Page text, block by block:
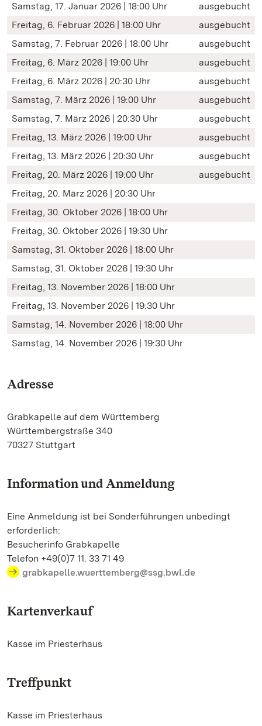
Samstag, 17. Januar 2026 | 18:00 Uhr
ausgebucht
Freitag, 6. Februar 2026 | 18:00 Uhr
ausgebucht
Samstag, 7. Februar 2026 | 18:00 Uhr
ausgebucht
Freitag, 6. März 2026 | 19:00 Uhr
ausgebucht
Freitag, 6. März 2026 | 20:30 Uhr
ausgebucht
Samstag, 7. März 2026 | 19:00 Uhr
ausgebucht
Samstag, 7. März 2026 | 20:30 Uhr
ausgebucht
Freitag, 13. März 2026 | 19:00 Uhr
ausgebucht
Freitag, 13. März 2026 | 20:30 Uhr
ausgebucht
Freitag, 20. März 2026 | 19:00 Uhr
ausgebucht
Freitag, 20. März 2026 | 20:30 Uhr
Freitag, 30. Oktober 2026 | 18:00 Uhr
Freitag, 30. Oktober 2026 | 19:30 Uhr
Samstag, 31. Oktober 2026 | 18:00 Uhr
Samstag, 31. Oktober 2026 | 19:30 Uhr
Freitag, 13. November 2026 | 18:00 Uhr
Freitag, 13. November 2026 | 19:30 Uhr
Samstag, 14. November 2026 | 18:00 Uhr
Samstag, 14. November 2026 | 19:30 Uhr
Adresse
Grabkapelle auf dem Württemberg
Württembergstraße 340
70327 Stuttgart
Information und Anmeldung
Eine Anmeldung ist bei Sonderführungen unbedingt
erforderlich:
Besucherinfo Grabkapelle
Telefon +49(0)7 11. 33 71 49
grabkapelle.wuerttemberg@ssg.bwl.de
Kartenverkauf
Kasse im Priesterhaus
Treffpunkt
Kasse im Priesterhaus